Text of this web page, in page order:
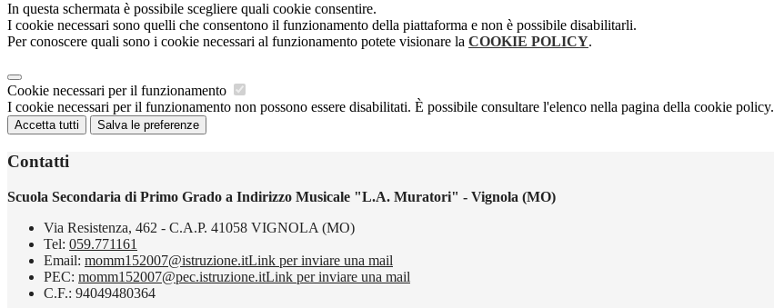
In questa schermata è possibile scegliere quali cookie consentire.
I cookie necessari sono quelli che consentono il funzionamento della piattaforma e non è possibile disabilitarli.
Per conoscere quali sono i cookie necessari al funzionamento potete visionare la COOKIE POLICY.
Cookie necessari per il funzionamento
I cookie necessari per il funzionamento non possono essere disabilitati. È possibile consultare l'elenco nella pagina della cookie policy.
Accetta tutti Salva le preferenze
Contatti
Scuola Secondaria di Primo Grado a Indirizzo Musicale "L.A. Muratori" - Vignola (MO)
Via Resistenza, 462 - C.A.P. 41058 VIGNOLA (MO)
Tel: 059.771161
Email: momm152007@istruzione.itLink per inviare una mail
PEC: momm152007@pec.istruzione.itLink per inviare una mail
C.F.: 94049480364